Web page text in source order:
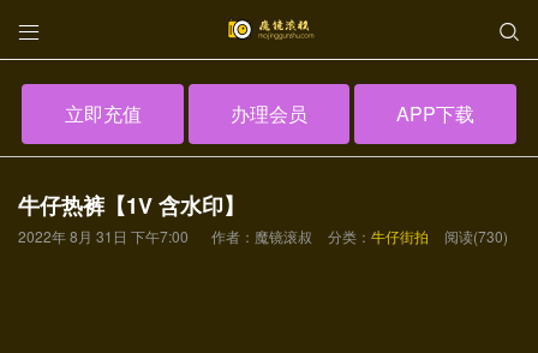
 
立即充值 办理会员 APP下载
牛仔热裤【1V 含水印】
2022年 8月 31日 下午7:00 作者：魔镜滚叔 分类： 牛仔街拍 阅读(730)